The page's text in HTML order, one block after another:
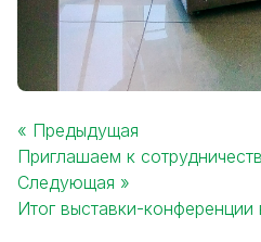
Post
navigation
« Предыдущая
Приглашаем к
Следующая »
Итог выставки-конференции